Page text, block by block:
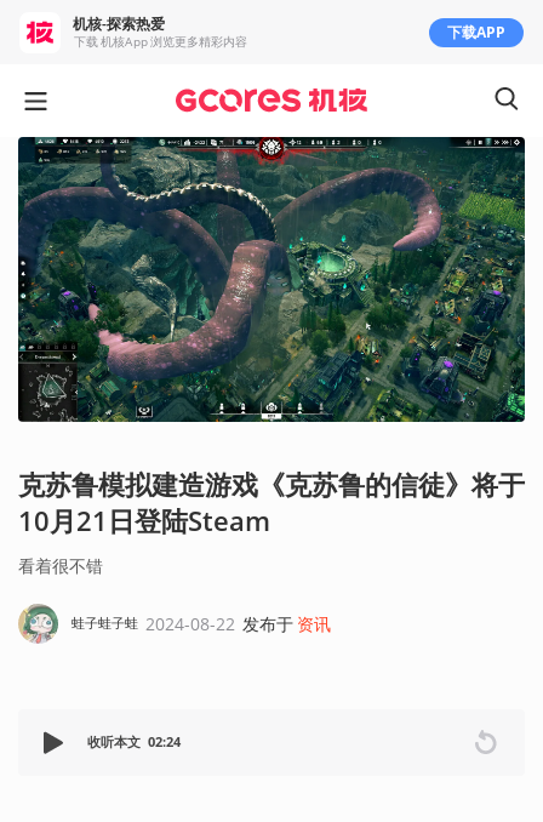
克苏鲁模拟建造游戏《克苏鲁的信徒》将于
10月21日登陆Steam
看着很不错
蛙子蛙子蛙 2024-08-22 发布于 资讯
收听本文 02:24
机核-探索热爱
下载 机核App 浏览更多精彩内容 下载APP